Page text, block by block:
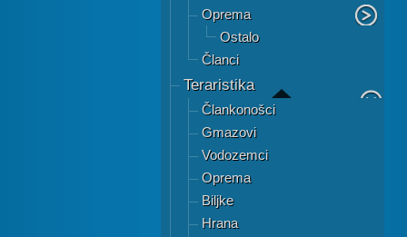
Oprema
Ostalo
Članci
Teraristika
Člankonošci
Gmazovi
Vodozemci
Oprema
Biljke
Hrana